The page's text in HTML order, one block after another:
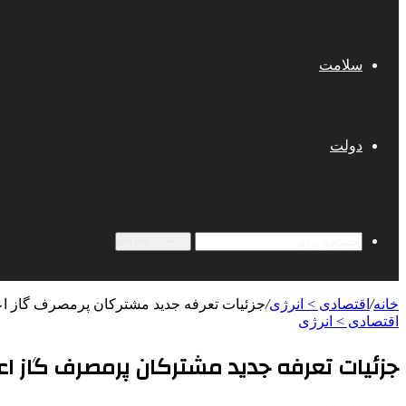
سلامت
دولت
خانه/ اقتصادی > انرژی/جزئیات تعرفه جدید مشترکان پرمصرف گاز
اقتصادی > انرژی
جزئیات تعرفه جدید مشترکان پرمصرف گاز